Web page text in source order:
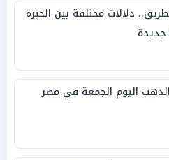
دلالات مختلفة بين الحيرة
جديدة
الذهب اليوم الجمعة في مصر